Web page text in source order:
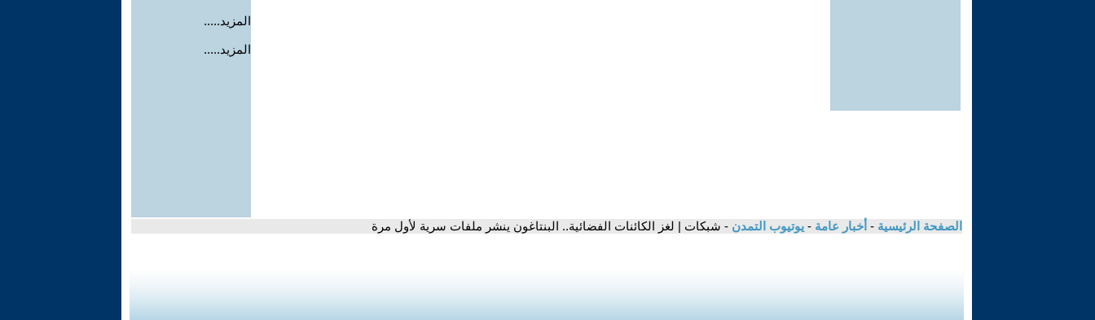
المزيد.....
المزيد.....
الصفحة الرئيسية - أخبار عامة - يوتيوب التمدن - شبكات | لغز الكائنات الفضائية.. البنتاغون ينشر ملفات سرية لأول مرة